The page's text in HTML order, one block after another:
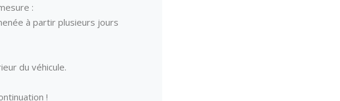
:
à partir plusieurs jours
du véhicule.
!